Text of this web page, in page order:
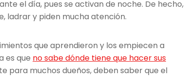
el día, pues se activan de noche. De hecho,
ladrar y piden mucha atención.
que aprendieron y los empiecen a
es que no sabe dónde tiene que hacer sus
para muchos dueños, deben saber que el